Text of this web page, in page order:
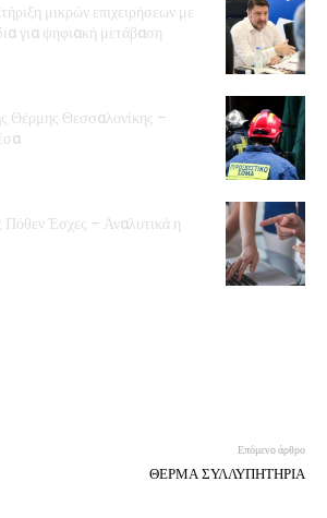
μικρών επιχειρήσεων με
για ψηφιακή μετάβαση
Θέρμης Θεσσαλονίκης –
Πόθεν Έσχες – Αναλυτικά η
Επόμενο άρθρο
ΘΕΡΜΑ ΣΥΛΛΥΠΗΤΗΡΙΑ